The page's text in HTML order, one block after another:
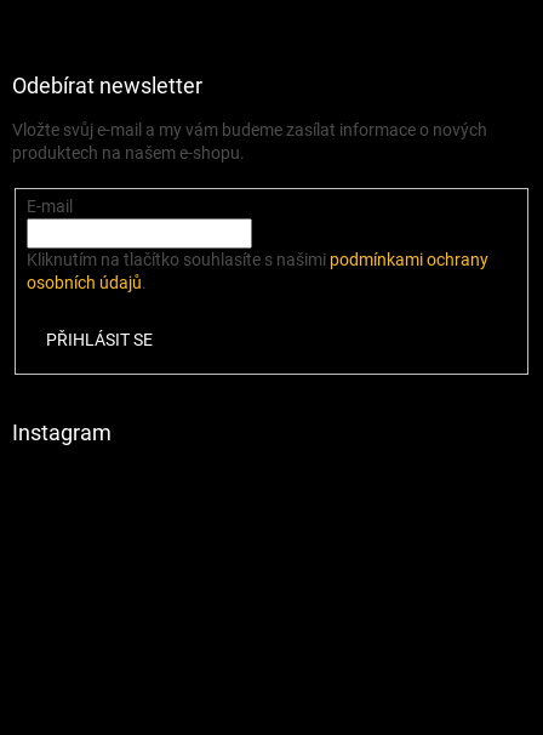
Odebírat newsletter
Vložte svůj e-mail a my vám budeme zasílat informace o nových
produktech na našem e-shopu.
E-mail
Kliknutím na tlačítko souhlasíte s našimi podmínkami ochrany
osobních údajů.
PŘIHLÁSIT SE
Instagram